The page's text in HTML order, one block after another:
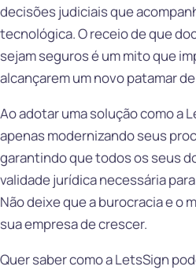
decisões judiciais que
tecnológica. O receio de que
sejam seguros é um mito que
alcançarem um novo patamar
Ao adotar uma solução como a
apenas modernizando seus
garantindo que todos os seus
validade jurídica necessária
Não deixe que a burocracia e o
sua empresa de crescer.
Quer saber como a LetsSign